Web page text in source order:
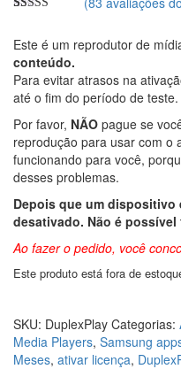
base em
avaliação
feitas por
cliente
Este é um reprodutor de
conteúdo.
Para evitar atrasos na
até o fim do período de teste.
Por favor, NÃO pague se
reprodução para usar com o
funcionando para você,
desses problemas.
Depois que um dispositivo
desativado. Não é possível
Ao fazer o pedido, você
Este produto está fora de
SKU: DuplexPlay Categorias:
Media Players, Samsung
Meses, ativar licença,